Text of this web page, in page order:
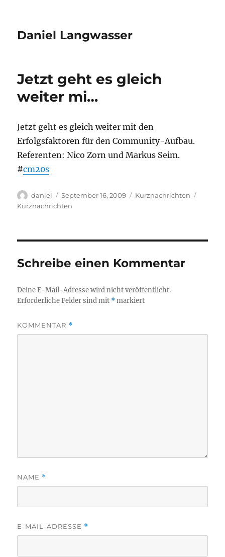
Daniel Langwasser
Jetzt geht es gleich
weiter mi…
Jetzt geht es gleich weiter mit den
Erfolgsfaktoren für den Community-Aufbau.
Referenten: Nico Zorn und Markus Seim.
#cm20s
Autor
daniel
Veröffentlicht
am
September 16, 2009 Kategorien
Kurznachrichten
Kurznachrichten
Schreibe einen Kommentar
Deine E-Mail-Adresse wird nicht veröffentlicht.
Erforderliche Felder sind mit *markiert
KOMMENTAR *
NAME *
E-MAIL-ADRESSE *